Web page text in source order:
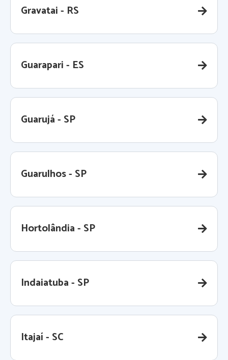
Gravatai - RS
Guarapari - ES
Guarujá - SP
Guarulhos - SP
Hortolândia - SP
Indaiatuba - SP
Itajaí - SC